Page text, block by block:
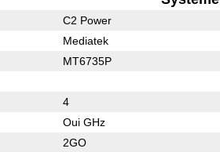
C2 Power
Mediatek
MT6735P
4
Oui GHz
2GO